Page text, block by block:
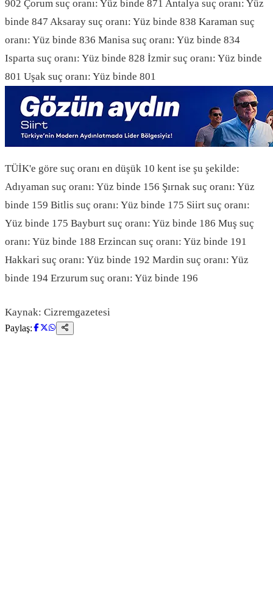
902 Çorum suç oranı: Yüz binde 871 Antalya suç oranı: Yüz
binde 847 Aksaray suç oranı: Yüz binde 838 Karaman suç
oranı: Yüz binde 836 Manisa suç oranı: Yüz binde 834
Isparta suç oranı: Yüz binde 828 İzmir suç oranı: Yüz binde
801 Uşak suç oranı: Yüz binde 801
TÜİK'e göre suç oranı en düşük 10 kent ise şu şekilde:
Adıyaman suç oranı: Yüz binde 156 Şırnak suç oranı: Yüz
binde 159 Bitlis suç oranı: Yüz binde 175 Siirt suç oranı:
Yüz binde 175 Bayburt suç oranı: Yüz binde 186 Muş suç
oranı: Yüz binde 188 Erzincan suç oranı: Yüz binde 191
Hakkari suç oranı: Yüz binde 192 Mardin suç oranı: Yüz
binde 194 Erzurum suç oranı: Yüz binde 196
Kaynak: Cizremgazetesi
Paylaş: